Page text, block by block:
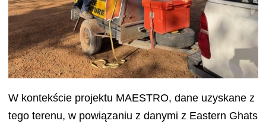
W kontekście projektu MAESTRO, dane uzyskane z
tego terenu, w powiązaniu z danymi z Eastern Ghats